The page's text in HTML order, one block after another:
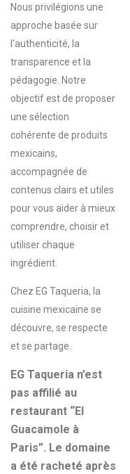
Nous privilégions une
approche basée sur
l’authenticité, la
transparence et la
pédagogie. Notre
objectif est de proposer
une sélection
cohérente de produits
mexicains,
accompagnée de
contenus clairs et utiles
pour vous aider à mieux
comprendre, choisir et
utiliser chaque
ingrédient.
Chez EG Taqueria, la
cuisine mexicaine se
découvre, se respecte
et se partage.
EG Taqueria n’est
pas affilié au
restaurant “El
Guacamole à
Paris”. Le domaine
a été racheté après